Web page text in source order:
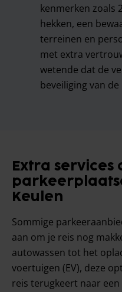
kenmerken zoals
hekken, een
terreinen en
met extra
wetende dat de
beveiliging van
Extra services
Keulen
Sommige
aan om je reis nog
autowassen tot het
voertuigen (EV), deze
reis terugkeert naar